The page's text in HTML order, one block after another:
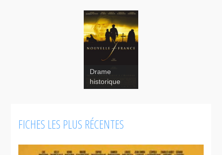
Nouvelle
France
Drame
historique
FICHES LES PLUS RÉCENTES